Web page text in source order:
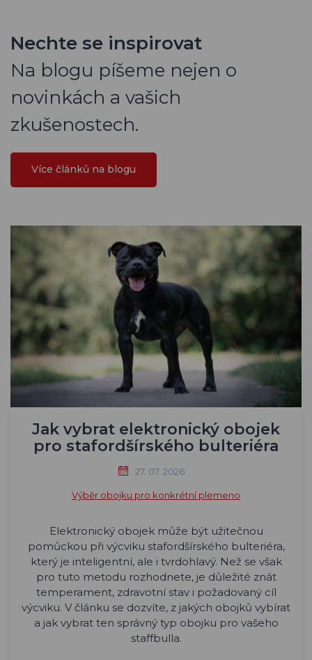
Nechte se inspirovat
Na blogu píšeme nejen o
novinkách a vašich
zkušenostech.
Více článků na blogu
Jak vybrat elektronický obojek
pro stafordšírského bulteriéra
27. 07. 2026
Výběr obojku pro konkrétní plemeno
Elektronický obojek může být užitečnou
pomůckou při výcviku stafordšírského bulteriéra,
který je inteligentní, ale i tvrdohlavý. Než se však
pro tuto metodu rozhodnete, je důležité znát
temperament, zdravotní stav i požadovaný cíl
výcviku. V článku se dozvíte, z jakých obojků vybírat
a jak vybrat ten správný typ obojku pro vašeho
staffbulla.